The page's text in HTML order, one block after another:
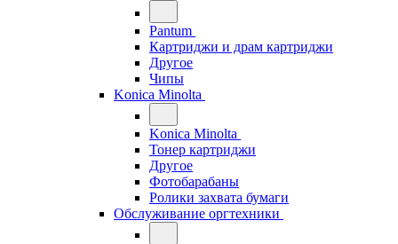
Pantum
Картриджи и драм картриджи
Другое
Чипы
Konica Minolta
Konica Minolta
Тонер картриджи
Другое
Фотобарабаны
Ролики захвата бумаги
Обслуживание оргтехники